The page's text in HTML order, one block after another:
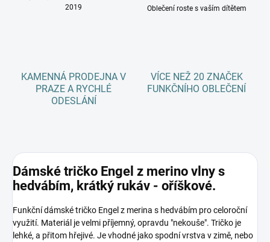
2019
Oblečení roste s vaším dítětem
KAMENNÁ PRODEJNA V
PRAZE A RYCHLÉ
ODESLÁNÍ
VÍCE NEŽ 20 ZNAČEK
FUNKČNÍHO OBLEČENÍ
Dámské tričko Engel z merino vlny s
hedvábím, krátký rukáv - oříškové.
Funkční dámské tričko Engel z merina s hedvábím pro celoroční
využití. Materiál je velmi příjemný, opravdu "nekouše". Tričko je
lehké, a přitom hřejivé. Je vhodné jako spodní vrstva v zimě, nebo